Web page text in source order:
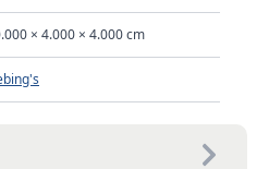
× 4.000 × 4.000 cm